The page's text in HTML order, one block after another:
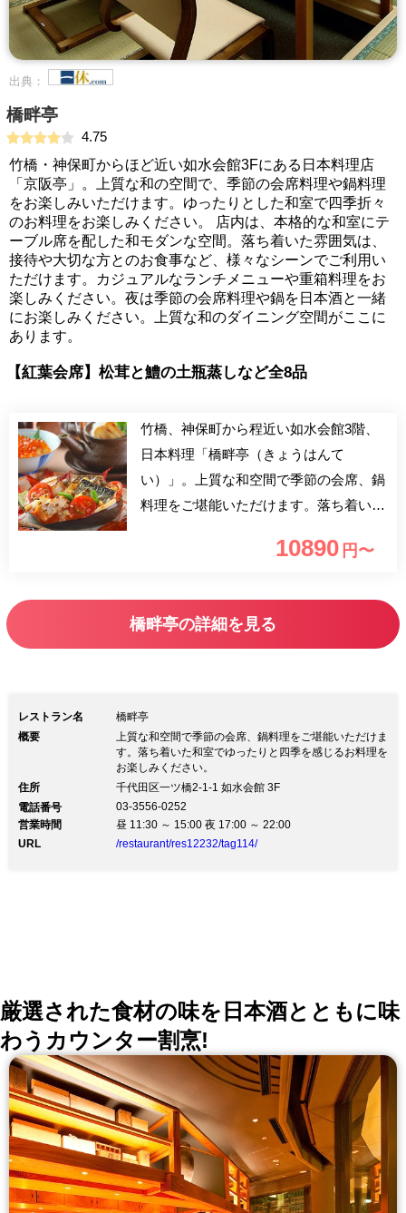
出典：
橋畔亭
4.75
竹橋・神保町からほど近い如水会館3Fにある日本料理店
「京阪亭」。上質な和の空間で、季節の会席料理や鍋料理
をお楽しみいただけます。ゆったりとした和室で四季折々
のお料理をお楽しみください。 店内は、本格的な和室にテ
ーブル席を配した和モダンな空間。落ち着いた雰囲気は、
接待や大切な方とのお食事など、様々なシーンでご利用い
ただけます。カジュアルなランチメニューや重箱料理をお
楽しみください。夜は季節の会席料理や鍋を日本酒と一緒
にお楽しみください。上質な和のダイニング空間がここに
あります。
【紅葉会席】松茸と鱧の土瓶蒸しなど全8品
竹橋、神保町から程近い如水会館3階、
日本料理「橋畔亭（きょうはんて
い）」。上質な和空間で季節の会席、鍋
料理をご堪能いただけます。落ち着いた
10890 円〜
橋畔亭の詳細を見る
レストラン名
橋畔亭
概要
上質な和空間で季節の会席、鍋料理をご堪能いただけま
す。落ち着いた和室でゆったりと四季を感じるお料理を
お楽しみください。
住所
千代田区一ツ橋2-1-1 如水会館 3F
電話番号
03-3556-0252
営業時間
昼 11:30 ～ 15:00 夜 17:00 ～ 22:00
URL
/restaurant/res12232/tag114/
厳選された食材の味を日本酒とともに味
わうカウンター割烹!